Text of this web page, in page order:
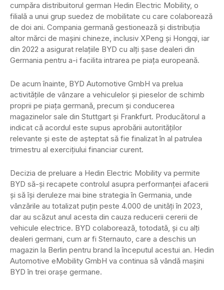
cumpăra distribuitorul german Hedin Electric Mobility, o
filială a unui grup suedez de mobilitate cu care colaborează
de doi ani. Compania germană gestionează și distribuția
altor mărci de mașini chineze, inclusiv XPeng și Hongqi, iar
din 2022 a asigurat relațiile BYD cu alți șase dealeri din
Germania pentru a-i facilita intrarea pe piața europeană.
De acum înainte, BYD Automotive GmbH va prelua
activitățile de vânzare a vehiculelor și pieselor de schimb
proprii pe piața germană, precum și conducerea
magazinelor sale din Stuttgart și Frankfurt. Producătorul a
indicat că acordul este supus aprobării autorităților
relevante și este de așteptat să fie finalizat în al patrulea
trimestru al exercițiului financiar curent.
Decizia de preluare a Hedin Electric Mobility va permite
BYD să-și recapete controlul asupra performanței afacerii
și să își deruleze mai bine strategia în Germania, unde
vânzările au totalizat puțin peste 4.000 de unități în 2023,
dar au scăzut anul acesta din cauza reducerii cererii de
vehicule electrice. BYD colaborează, totodată, și cu alți
dealeri germani, cum ar fi Sternauto, care a deschis un
magazin la Berlin pentru brand la începutul acestui an. Hedin
Automotive eMobility GmbH va continua să vândă mașini
BYD în trei orașe germane.